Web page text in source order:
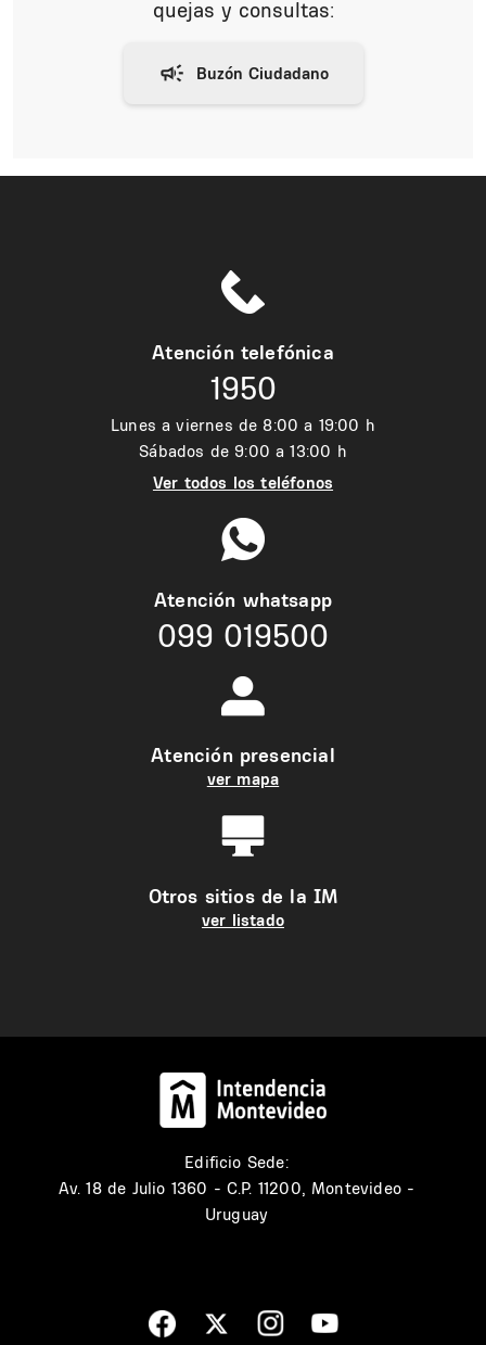
quejas y consultas:
Atención telefónica
1950
Lunes a viernes de 8:00 a 19:00 h
Sábados de 9:00 a 13:00 h
Ver todos los teléfonos
Atención whatsapp
099 019500
Atención presencial
ver mapa
Otros sitios de la IM
ver listado
Edificio Sede:
Av. 18 de Julio 1360 - C.P. 11200, Montevideo -
Uruguay